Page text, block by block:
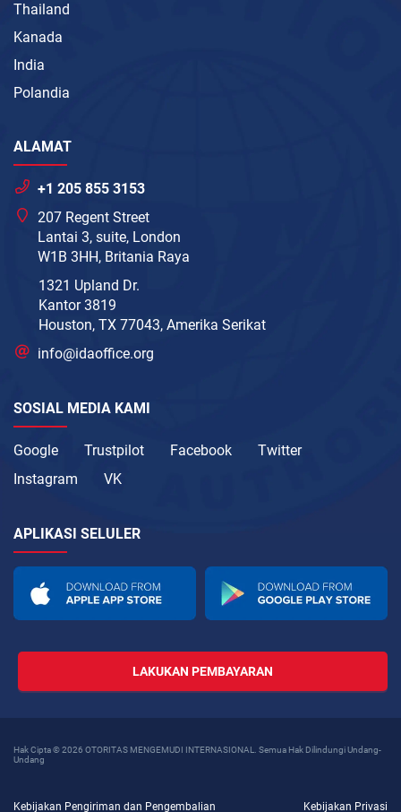
Thailand
Kanada
India
Polandia
ALAMAT
+1 205 855 3153
207 Regent Street
Lantai 3, suite, London
W1B 3HH, Britania Raya
1321 Upland Dr.
Kantor 3819
Houston, TX 77043, Amerika Serikat
info@idaoffice.org
SOSIAL MEDIA KAMI
Google Trustpilot Facebook
Twitter
Instagram
VK
APLIKASI SELULER
LAKUKAN PEMBAYARAN
Hak Cipta © 2026 OTORITAS MENGEMUDI INTERNASIONAL. Semua Hak Dilindungi Undang-
Undang
Kebijakan Pengiriman dan Pengembalian Kebijakan Privasi